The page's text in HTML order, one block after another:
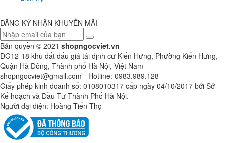
ĐĂNG KÝ NHẬN KHUYẾN MÃI
Bản quyền © 2021 shopngocviet.vn
DG12-18 khu đất đấu giá tái định cư Kiến Hưng, Phường Kiến Hưng,
Quận Hà Đông, Thành phố Hà Nội, Việt Nam -
shopngocviet@gmail.com - Hotline: 0983.989.128
Giấy phép kinh doanh số: 0108010317 cấp ngày 04/10/2017 bởi Sở
Kế hoạch và Đầu Tư Thành Phố Hà Nội.
Người đại diện: Hoàng Tiến Thọ